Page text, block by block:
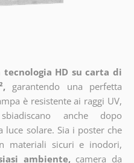
HD su carta di
garantendo una perfetta
è resistente ai raggi UV,
anche dopo
luce solare. Sia i poster che
materiali sicuri e inodori,
ambiente, camera da